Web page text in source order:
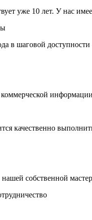
уже 10 лет. У нас
в шаговой
качественно
собственной